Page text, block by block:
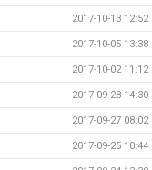
2017-10-13 12:52
2017-10-05 13:38
2017-10-02 11:12
2017-09-28 14:30
2017-09-27 08:02
2017-09-25 10:44